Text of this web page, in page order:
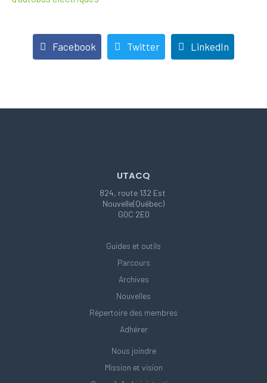
Facebook Twitter LinkedIn
UTACQ
824, route 132 Est
Nouvelle(Québec)
G0C 2E0
Guides et outils
Parcours
Archives
Nouvelles
Répertoire des membres
Adhérer
Nous joindre
Mission et vision